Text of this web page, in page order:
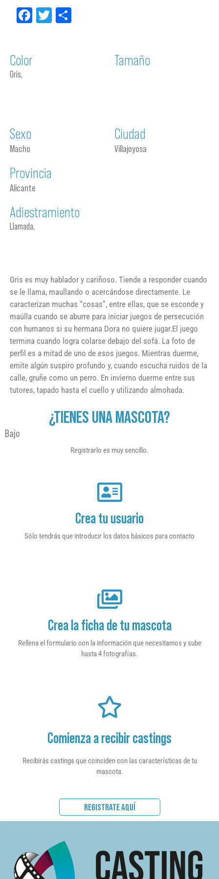
Facebook
Twitter
Color
Gris,
Tamaño
Sexo
Macho
Ciudad
Villajoyosa
Provincia
Alicante
Adiestramiento
Llamada,
Gris es muy hablador y cariñoso. Tiende a responder cuando
se le llama, maullando o acercándose directamente. Le
caracterizan muchas “cosas”, entre ellas, que se esconde y
maúlla cuando se aburre para iniciar juegos de persecución
con humanos si su hermana Dora no quiere jugar.El juego
termina cuando logra colarse debajo del sofá. La foto de
perfil es a mitad de uno de esos juegos. Mientras duerme,
emite algún suspiro profundo y, cuando escucha ruidos de la
calle, gruñe como un perro. En invierno duerme entre sus
tutores, tapado hasta el cuello y utilizando almohada.
¿TIENES UNA MASCOTA?
Bajo
Registrarlo es muy sencillo.
Crea tu usuario
Sólo tendrás que introducir los datos básicos para contacto
Crea la ficha de tu mascota
Rellena el formulario con la información que necesitamos y sube
hasta 4 fotografías.
Comienza a recibir castings
Recibirás castings que coinciden con las características de tu
mascota.
REGISTRATE AQUÍ